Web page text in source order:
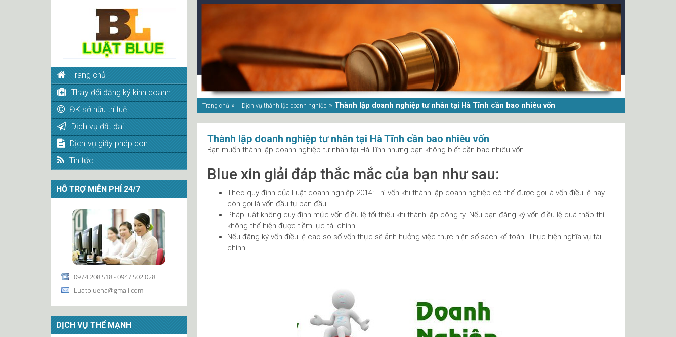
Trang chủ
Thay đổi đăng ký kinh doanh
ĐK sở hữu trí tuệ
Dịch vụ đất đai
Dịch vụ giấy phép con
Tin tức
HỖ TRỢ MIỄN PHÍ 24/7
0974 208 518 - 0947 502 028
Luatbluena@gmail.com
DỊCH VỤ THẾ MẠNH
Trang chủ » Dịch vụ thành lập doanh nghiệp » Thành lập doanh nghiệp tư nhân tại Hà Tĩnh cần bao nhiêu vốn
Thành lập doanh nghiệp tư nhân tại Hà Tĩnh cần bao nhiêu vốn
Bạn muốn thành lập doanh nghiệp tư nhân tại Hà Tĩnh nhưng bạn không biết cần bao nhiêu vốn.
Blue xin giải đáp thắc mắc của bạn như sau:
Theo quy định của Luật doanh nghiệp 2014: Thì vốn khi thành lập doanh nghiệp có thể được gọi là vốn điều lệ hay
còn gọi là vốn đầu tư ban đầu.
Pháp luật không quy định mức vốn điều lệ tối thiểu khi thành lập công ty. Nếu bạn đăng ký vốn điều lệ quá thấp thì
không thể hiện được tiềm lực tài chính.
Nếu đăng ký vốn điều lệ cao so số vốn thực sẽ ảnh hưởng việc thực hiện sổ sách kế toán. Thực hiện nghĩa vụ tài
chính…